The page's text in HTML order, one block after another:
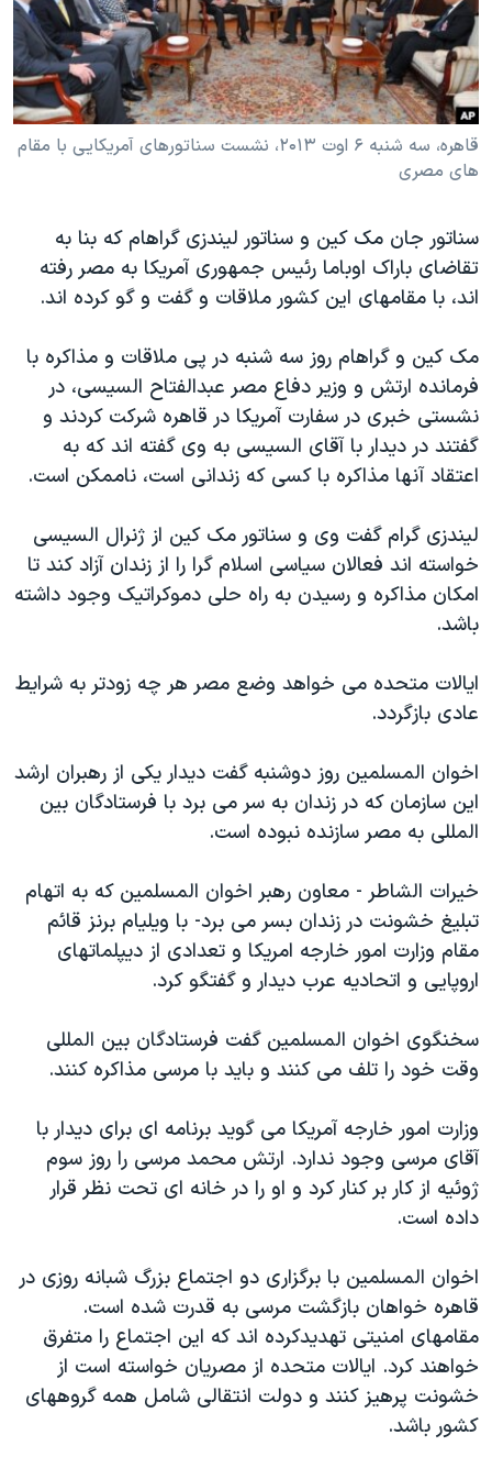
فرهنگ و زندگی
حقوق شهروندی
اقتصادی
علم و فناوری
اسرائیل در جنگ
آرشیو پخش زنده
مستندها
انتخابات ریاست جمهوری آمریکا ۲۰۲۴
حمله جمهوری اسلامی به اسرائیل
رمز مهسا
ورزش زنان در ایران
مجموعه مستندهای دادخواهی
تریبونال مردمی آبان ۹۸
چهل سال گروگان‌گیری
قانون شفافیت دارائی کادر رهبری ایران
اعتراضات مردمی آبان ۹۸
نرگس محمدی برنده جایزه نوبل صلح
همایش محافظه‌کاران آمریکا «سی‌پک»
دنبال کنید
زبانهای مختلف
قاهره، سه شنبه ۶ اوت ۲۰۱۳، نشست سناتورهای آمریکایی با مقام
های مصری
سناتور جان مک کین و سناتور لیندزی گراهام که بنا به
تقاضای باراک اوباما رئیس جمهوری آمریکا به مصر رفته
اند، با مقامهای این کشور ملاقات و گفت و گو کرده اند.
مک کین و گراهام روز سه شنبه در پی ملاقات و مذاکره با
فرمانده ارتش و وزیر دفاع مصر عبدالفتاح السیسی، در
نشستی خبری در سفارت آمریکا در قاهره شرکت کردند و
گفتند در دیدار با آقای السیسی به وی گفته اند که به
اعتقاد آنها مذاکره با کسی که زندانی است، ناممکن است.
لیندزی گرام گفت وی و سناتور مک کین از ژنرال السیسی
خواسته اند فعالان سیاسی اسلام گرا را از زندان آزاد کند تا
امکان مذاکره و رسیدن به راه حلی دموکراتیک وجود داشته
باشد.
ایالات متحده می خواهد وضع مصر هر چه زودتر به شرایط
عادی بازگردد.
اخوان المسلمین روز دوشنبه گفت دیدار یکی از رهبران ارشد
این سازمان که در زندان به سر می برد با فرستادگان بین
المللی به مصر سازنده نبوده است.
خیرات الشاطر - معاون رهبر اخوان المسلمین که به اتهام
تبلیغ خشونت در زندان بسر می برد- با ویلیام برنز قائم
مقام وزارت امور خارجه امریکا و تعدادی از دیپلماتهای
اروپایی و اتحادیه عرب دیدار و گفتگو کرد.
سخنگوی اخوان المسلمین گفت فرستادگان بین المللی
وقت خود را تلف می کنند و باید با مرسی مذاکره کنند.
وزارت امور خارجه آمریکا می گويد برنامه ای برای دیدار با
آقای مرسی وجود ندارد. ارتش محمد مرسی را روز سوم
ژوئیه از کار بر کنار کرد و او را در خانه ای تحت نظر قرار
داده است.
اخوان المسلمین با برگزاری دو اجتماع بزرگ شبانه روزی در
قاهره خواهان بازگشت مرسی به قدرت شده است.
مقامهای امنیتی تهدیدکرده اند که این اجتماع را متفرق
خواهند کرد. ایالات متحده از مصریان خواسته است از
خشونت پرهیز کنند و دولت انتقالی شامل همه گروههای
کشور باشد.